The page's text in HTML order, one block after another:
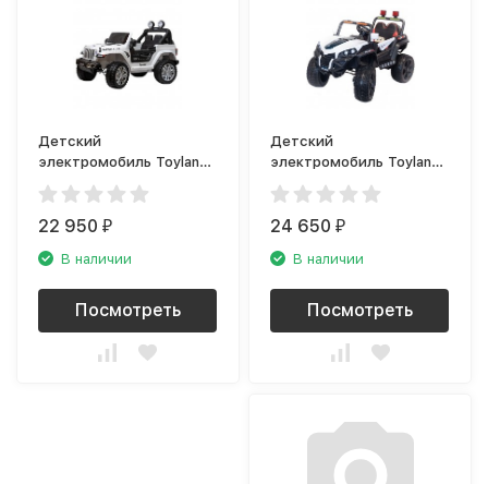
Детский
электромобиль Toyland
Jeep Rubicon YEP5016
белый
22 950₽
В наличии
Посмотреть
Детский
электромобиль Toyland
Багги 2018 P белый
24 650₽
В наличии
Посмотреть